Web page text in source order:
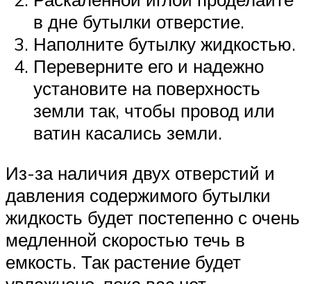
в дне бутылки отверстие.
Наполните бутылку жидкостью.
Переверните его и надежно
установите на поверхность
земли так, чтобы провод или
ватин касались земли.
Из-за наличия двух отверстий и
давления содержимого бутылки
жидкость будет постепенно с очень
медленной скоростью течь в
емкость. Так растение будет